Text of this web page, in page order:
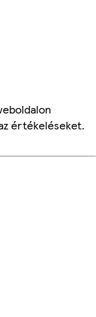
értékeléseket.